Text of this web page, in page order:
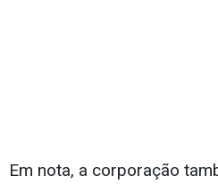
Em nota, a corporação